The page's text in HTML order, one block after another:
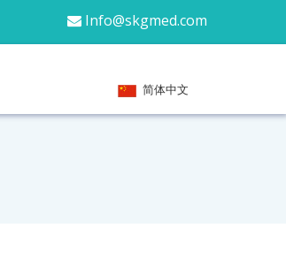
 Info@skgmed.com
简体中文